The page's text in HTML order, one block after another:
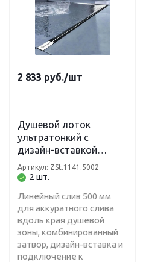
2 833 руб./шт
Душевой лоток
ультратонкий с
дизайн-вставкой
(комбинированный
затвор) 70 х 500 мм
2 шт.
Артикул: ZSt.1141.5002
Линейный слив 500 мм
для аккуратного слива
вдоль края душевой
зоны, комбинированный
затвор, дизайн-вставка и
подключение к